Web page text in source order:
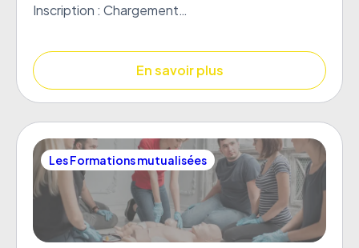
Inscription : Chargement…
En savoir plus
Les Formations mutualisées